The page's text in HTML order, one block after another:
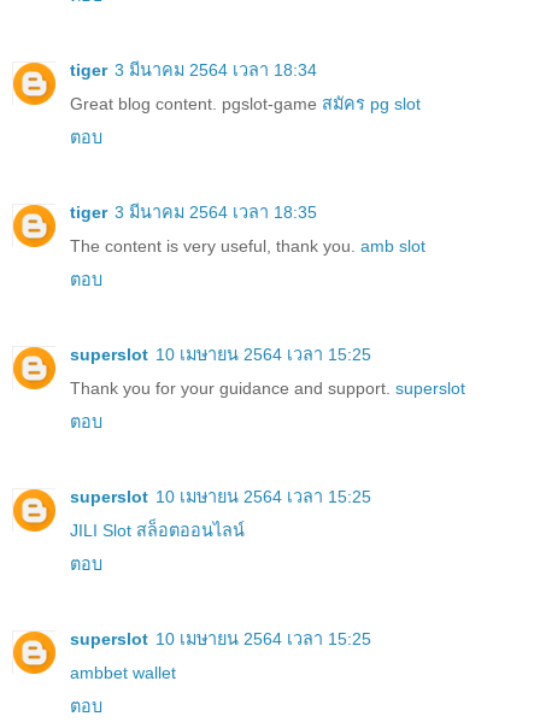
tiger 3 มีนาคม 2564 เวลา 18:34
Great blog content. pgslot-game สมัคร pg slot
ตอบ
tiger 3 มีนาคม 2564 เวลา 18:35
The content is very useful, thank you. amb slot
ตอบ
superslot 10 เมษายน 2564 เวลา 15:25
Thank you for your guidance and support. superslot
ตอบ
superslot 10 เมษายน 2564 เวลา 15:25
JILI Slot สล็อตออนไลน์
ตอบ
superslot 10 เมษายน 2564 เวลา 15:25
ambbet wallet
ตอบ